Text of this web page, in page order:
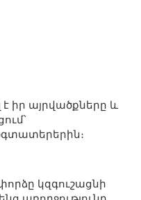
է իր այրվածքները և
կզգուշացնի